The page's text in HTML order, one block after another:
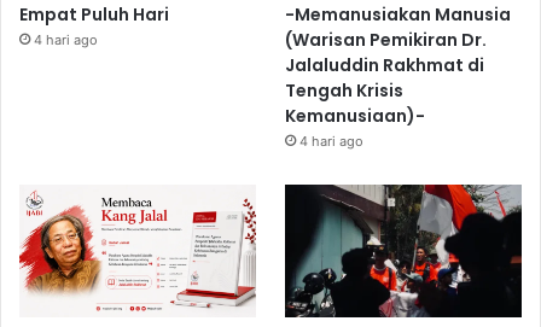
Empat Puluh Hari
4 hari ago
-Memanusiakan Manusia
(Warisan Pemikiran Dr.
Jalaluddin Rakhmat di
Tengah Krisis
Kemanusiaan)-
4 hari ago